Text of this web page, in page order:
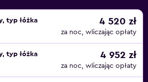
ekranem oraz dziewięć rodzajów
łazience znajduje się wanna z
z 5 głowicami. Goście mogą
usług lokaja i konsjerża oraz zestawu
Hermes.
typ łóżka
4 520 zł
za noc, wliczając opłaty
typ łóżka
4 952 zł
za noc, wliczając opłaty